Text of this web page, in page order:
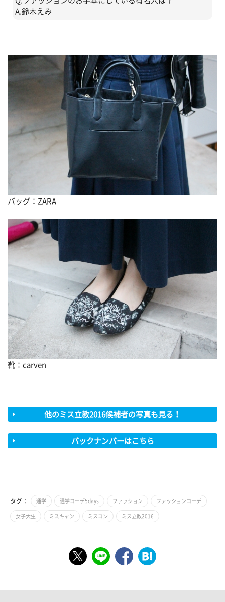
A.鈴木えみ
バッグ：ZARA
靴：carven
他のミス立教2016候補者の写真も見る！
バックナンバーはこちら
タグ： 通学 通学コーデ5days ファッション ファッションコーデ
女子大生 ミスキャン ミスコン ミス立教2016